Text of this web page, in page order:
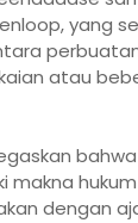
yang
atau
makna
dengan